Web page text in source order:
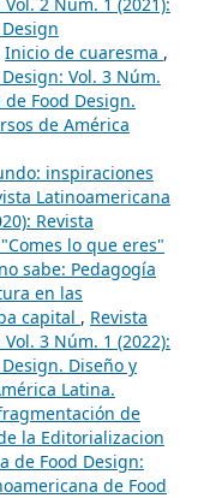
Inicio de cuaresma ,
Vol. 3 Núm.
Food Design.
de América
inspiraciones
Latinoamericana
Revista
lo que eres"
sabe: Pedagogía
en las
capital , Revista
3 Núm. 1 (2022):
Diseño y
Latina.
de
la Editorializacion
de Food Design:
de Food